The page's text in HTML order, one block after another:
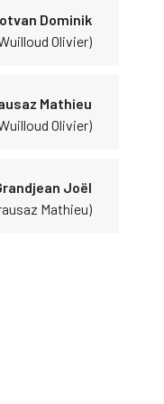
Dominik
Olivier)
Mathieu
Olivier)
Joël
Mathieu)